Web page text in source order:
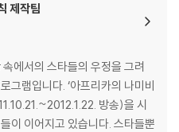
식물들
제작팀
에서의 스타들의 우정을 그려
그램입니다. ‘아프리카의 나미비
방송)을 시
이 이어지고 있습니다. 스타들뿐